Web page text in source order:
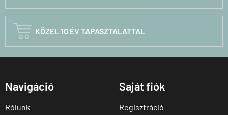
 KÖZEL 10 ÉV TAPASZTALATTAL
Navigáció
Rólunk
Saját fiók
Regisztráció